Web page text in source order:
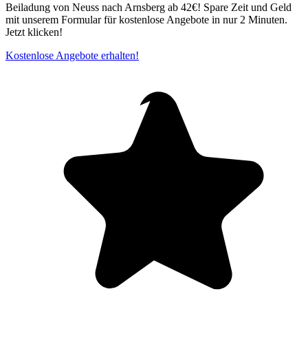
Beiladung von Neuss nach Arnsberg ab 42€! Spare Zeit und Geld
mit unserem Formular für kostenlose Angebote in nur 2 Minuten.
Jetzt klicken!
Kostenlose Angebote erhalten!